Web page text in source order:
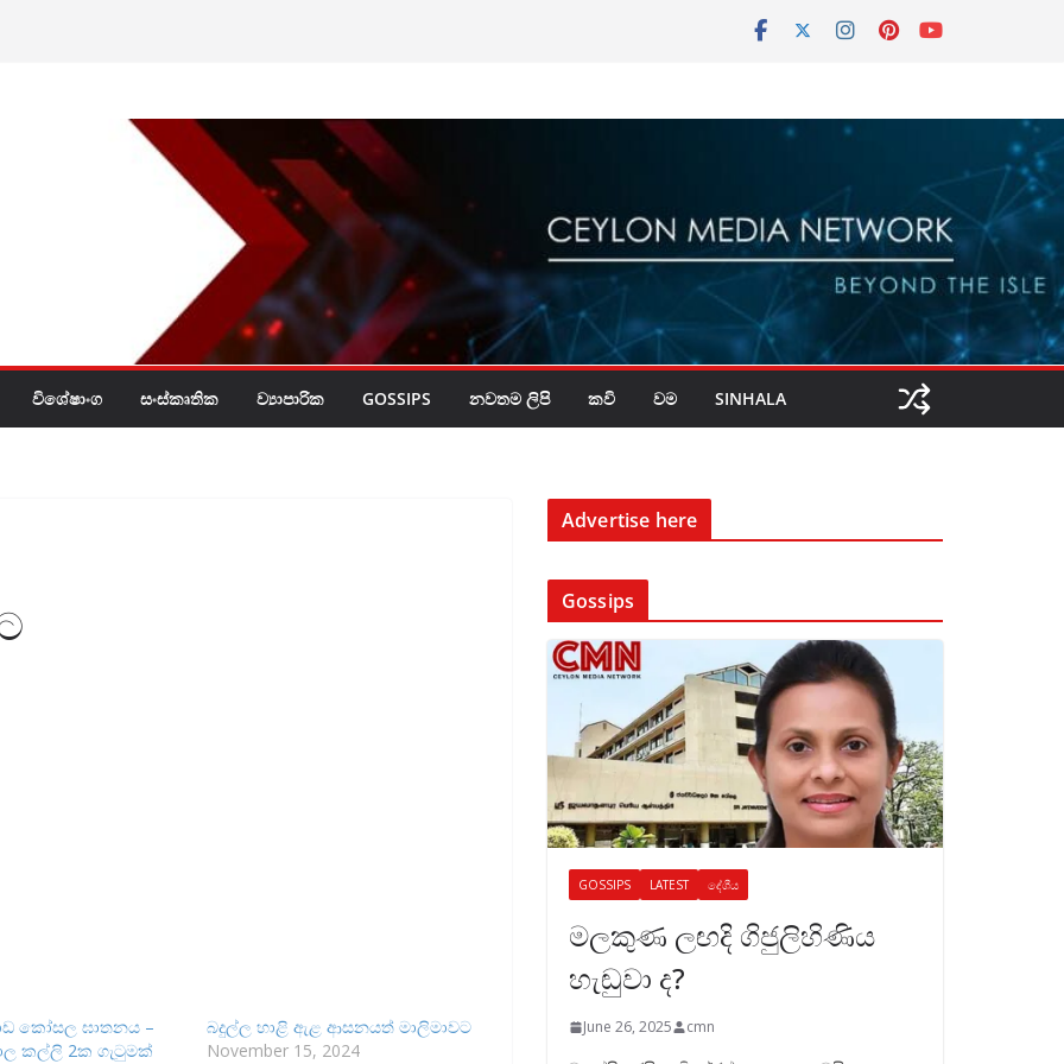
ඔබේ හිස මත බදු
විශේෂාංග සංස්කෘතික ව්‍යාපාරික GOSSIPS නවතම ලිපි කවි වම SINHALA
කෝසල ඝාතනය –
කල්ලි 2ක ගැටුමක්
බදුල්ල හාළි ඇළ ආසනයත් මාලිමාවට
November 15, 2024
Advertise here
Gossips
GOSSIPS LATEST දේශීය
මලකුණ ලඟදි ගිජුලිහිණිය
හැඬුවා ද?
June 26, 2025 cmn